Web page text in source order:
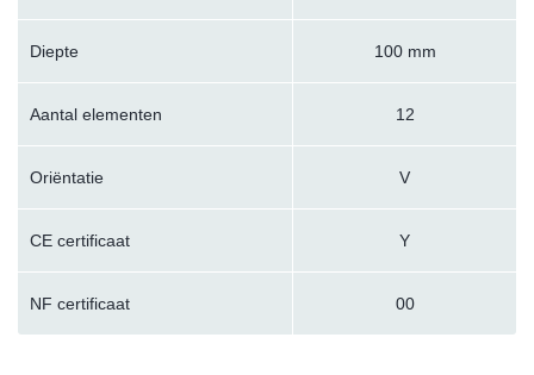
Diepte 100 mm
Aantal elementen 12
Oriëntatie V
CE certificaat Y
NF certificaat 00